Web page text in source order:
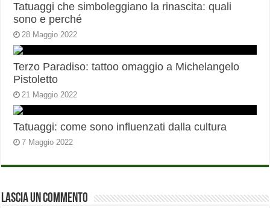
Tatuaggi che simboleggiano la rinascita: quali
sono e perché
28 Maggio 2022
Terzo Paradiso: tattoo omaggio a Michelangelo
Pistoletto
21 Maggio 2022
Tatuaggi: come sono influenzati dalla cultura
7 Maggio 2022
Lascia un commento